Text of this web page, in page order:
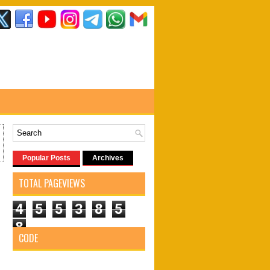
Popular Posts Archives
TOTAL PAGEVIEWS
4 5 5 3 8
5
8
CODE